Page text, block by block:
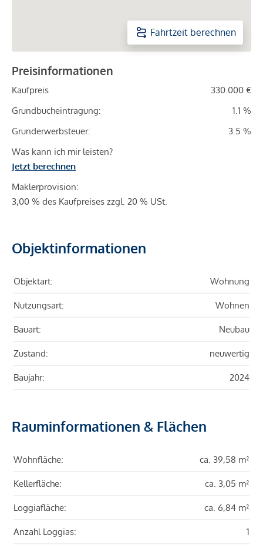
Fahrtzeit berechnen
Preisinformationen
Kaufpreis
330.000 €
Grundbucheintragung:
1.1 %
Grunderwerbsteuer:
3.5 %
Was kann ich mir leisten?
Jetzt berechnen
Maklerprovision:
3,00 % des Kaufpreises zzgl. 20 % USt.
Objektinformationen
Objektart: Wohnung
Nutzungsart: Wohnen
Bauart: Neubau
Zustand: neuwertig
Baujahr: 2024
Rauminformationen & Flächen
Wohnfläche: ca. 39,58 m²
Kellerfläche: ca. 3,05 m²
Loggiafläche: ca. 6,84 m²
Anzahl Loggias: 1